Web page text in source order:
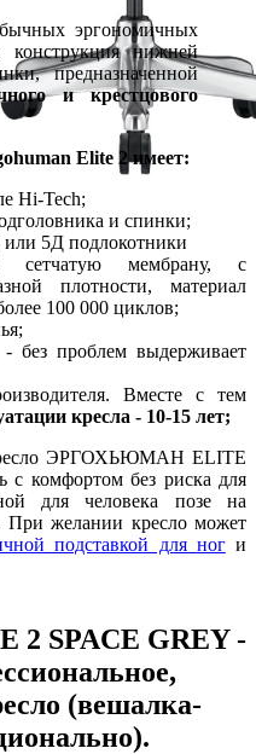
эргономичных
конструкция нижней
предназначенной
и крестцового
Elite 2 имеет:
Hi-Tech;
и спинки;
5Д подлокотники
сетчатую мембрану, с
плотности, материал
100 000 циклов;
без проблем выдерживает
Вместе с тем
кресла - 10-15 лет;
ЭРГОХЬЮМАН ELITE
с комфортом без риска для
для человека позе на
При желании кресло может
подставкой для ноги
2 SPACE GREY -
(вешалка-